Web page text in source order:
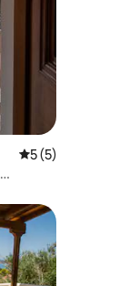
Prosječna
5 (5)